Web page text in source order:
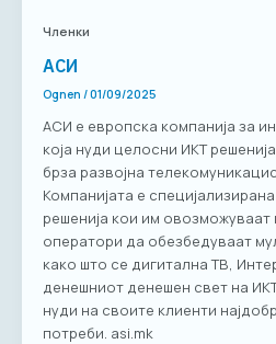
Членки
АСИ
Ognen /01/09/2025
АСИ е европска компанија за
која нуди целосни ИКТ
брза развојна
Компанијата е
решенија кои им овозможуваат
оператори да обезбедуваат
како што се дигитална ТВ,
денешниот денешен свет на
нуди на своите клиенти
потреби. asi.mk